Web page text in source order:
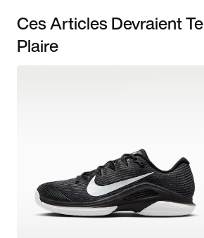
Ces Articles Devraient Te
Plaire